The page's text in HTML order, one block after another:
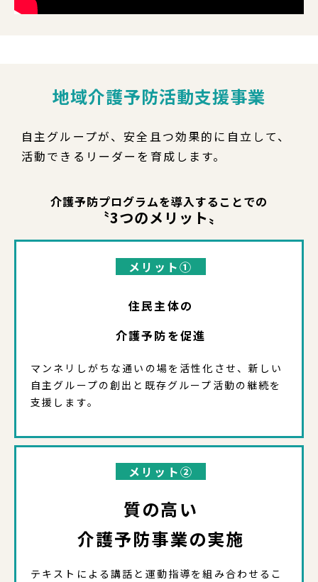
地域介護予防活動支援事業
自主グループが、安全且つ効果的に自立して、
活動できるリーダーを育成します。
介護予防プログラムを導入することでの
〝3つのメリット〟
メリット①
住民主体の
介護予防を促進
マンネリしがちな通いの場を活性化させ、新しい
自主グループの創出と既存グループ活動の継続を
支援します。
メリット②
質の高い
介護予防事業の実施
テキストによる講話と運動指導を組み合わせるこ